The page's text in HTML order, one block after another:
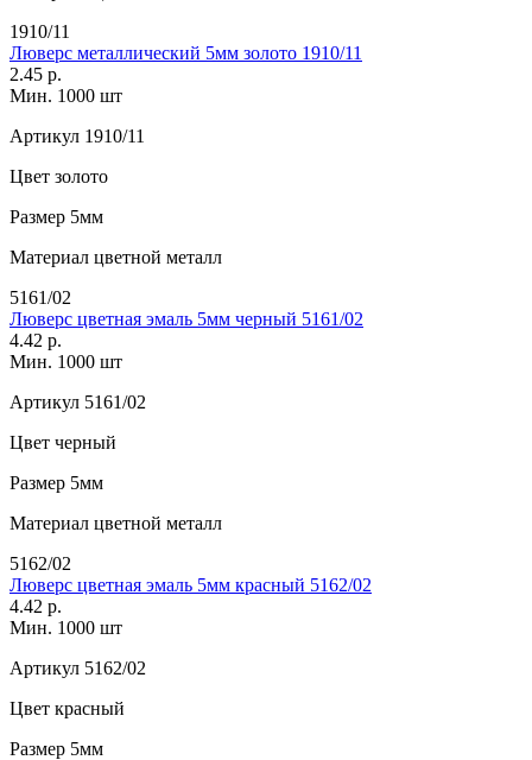
1910/11
Люверс металлический 5мм золото 1910/11
2.45 р.
Мин. 1000 шт
Артикул 1910/11
Цвет золото
Размер 5мм
Материал цветной металл
5161/02
Люверс цветная эмаль 5мм черный 5161/02
4.42 р.
Мин. 1000 шт
Артикул 5161/02
Цвет черный
Размер 5мм
Материал цветной металл
5162/02
Люверс цветная эмаль 5мм красный 5162/02
4.42 р.
Мин. 1000 шт
Артикул 5162/02
Цвет красный
Размер 5мм